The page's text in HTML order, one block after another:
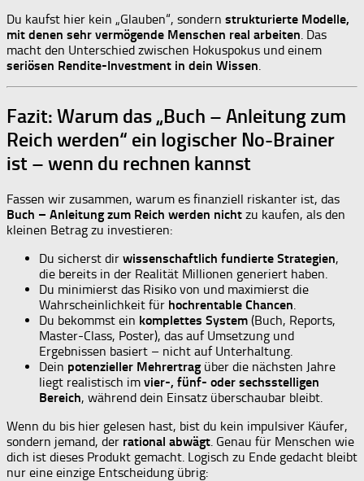
Du kaufst hier kein „Glauben“, sondern strukturierte Modelle,
mit denen sehr vermögende Menschen real arbeiten. Das
macht den Unterschied zwischen Hokuspokus und einem
seriösen Rendite-Investment in dein Wissen.
Fazit: Warum das „Buch – Anleitung zum
Reich werden“ ein logischer No-Brainer
ist – wenn du rechnen kannst
Fassen wir zusammen, warum es finanziell riskanter ist, das
Buch – Anleitung zum Reich werden nicht zu kaufen, als den
kleinen Betrag zu investieren:
Du sicherst dir wissenschaftlich fundierte Strategien,
die bereits in der Realität Millionen generiert haben.
Du minimierst das Risiko von und maximierst die
Wahrscheinlichkeit für hochrentable Chancen.
Du bekommst ein komplettes System (Buch, Reports,
Master-Class, Poster), das auf Umsetzung und
Ergebnissen basiert – nicht auf Unterhaltung.
Dein potenzieller Mehrertrag über die nächsten Jahre
liegt realistisch im vier-, fünf- oder sechsstelligen
Bereich, während dein Einsatz überschaubar bleibt.
Wenn du bis hier gelesen hast, bist du kein impulsiver Käufer,
sondern jemand, der rational abwägt. Genau für Menschen wie
dich ist dieses Produkt gemacht. Logisch zu Ende gedacht bleibt
nur eine einzige Entscheidung übrig: